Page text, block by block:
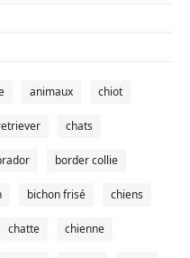
animaux chiot
chats
border collie
bichon frisé chiens
chatte chienne